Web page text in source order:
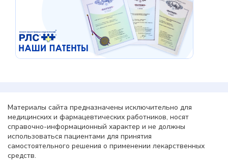
Материалы сайта предназначены исключительно для
медицинских и фармацевтических работников, носят
справочно-информационный характер и не должны
использоваться пациентами для принятия
самостоятельного решения о применении лекарственных
средств.